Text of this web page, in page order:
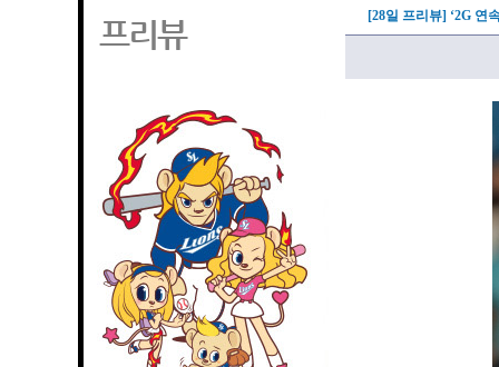
프리뷰 [28일 프리뷰] ‘2G 연